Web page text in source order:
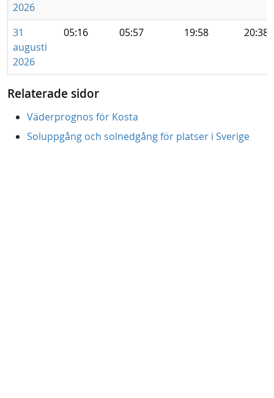
2026
31
augusti
2026
05:16 05:57 19:58 20:38
Relaterade sidor
Väderprognos för Kosta
Soluppgång och solnedgång för platser i Sverige